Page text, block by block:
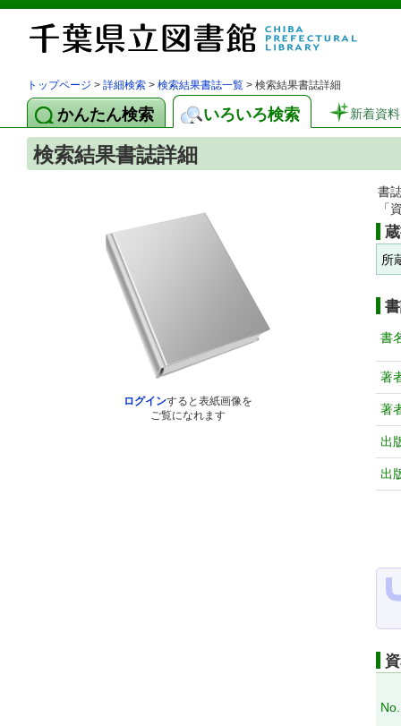
トップページ > 詳細検索 > 検索結果書誌一覧 > 検索結果書誌詳細
かんたん検索 いろいろ検索 新着資料
検索結果書誌詳細
ログインすると表紙画像を
ご覧になれます
書
「
所
書
著
著
出
出
No.